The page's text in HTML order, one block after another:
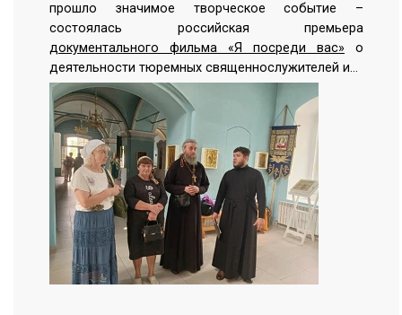
прошло значимое творческое событие –
состоялась российская премьера
документального фильма «Я посреди вас» о
деятельности тюремных священнослужителей и…